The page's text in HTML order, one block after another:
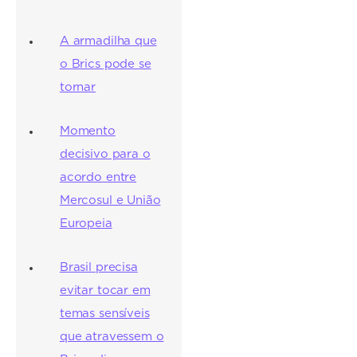
A armadilha que
o Brics pode se
tornar
Momento
decisivo para o
acordo entre
Mercosul e União
Europeia
Brasil precisa
evitar tocar em
temas sensíveis
que atravessem o